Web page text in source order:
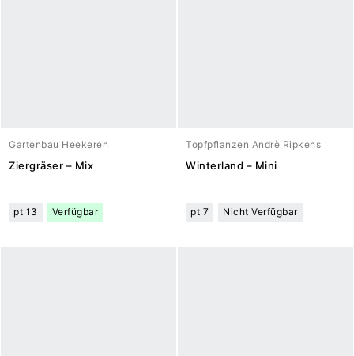
Gartenbau Heekeren
Ziergräser – Mix
pt 13 Verfügbar
Topfpflanzen Andrè Ripkens
Winterland – Mini
pt 7 Nicht Verfügbar